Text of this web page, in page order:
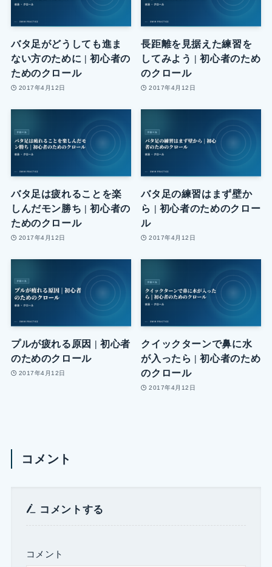
バタ足がどうしても進ま
ない方のために | 初心者の
ためのクロール
2017年4月12日
長距離を見据えた練習を
してみよう | 初心者のため
のクロール
2017年4月12日
バタ足は疲れることを楽
しんだモン勝ち | 初心者の
ためのクロール
2017年4月12日
バタ足の練習はまず壁か
ら | 初心者のためのクロー
ル
2017年4月12日
プルが疲れる原因 | 初心者
のためのクロール
2017年4月12日
クイックターンで鼻に水
が入ったら | 初心者のため
のクロール
2017年4月12日
コメント
コメントする
コメント